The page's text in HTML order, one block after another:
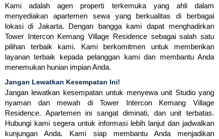
Kami adalah agen properti terkemuka yang ahli dalam
menyediakan apartemen sewa yang berkualitas di berbagai
lokasi di Jakarta. Dengan bangga kami dapat menghadirkan
Tower Intercon Kemang Village Residence sebagai salah satu
pilihan terbaik kami. Kami berkomitmen untuk memberikan
layanan terbaik kepada pelanggan kami dan membantu Anda
menemukan hunian impian Anda.
Jangan Lewatkan Kesempatan Ini!
Jangan lewatkan kesempatan untuk menyewa unit Studio yang
nyaman dan mewah di Tower Intercon Kemang Village
Residence. Apartemen ini sangat diminati, dan unit terbatas.
Hubungi kami segera untuk informasi lebih lanjut dan jadwalkan
kunjungan Anda. Kami siap membantu Anda menjadikan